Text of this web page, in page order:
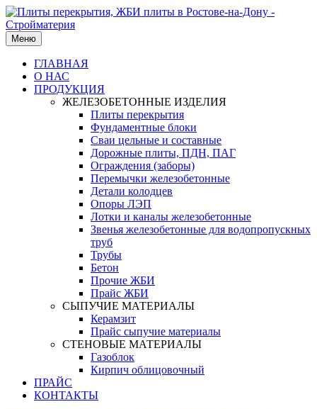
Меню
ГЛАВНАЯ
О НАС
ПРОДУКЦИЯ
ЖЕЛЕЗОБЕТОННЫЕ ИЗДЕЛИЯ
Плиты перекрытия
Фундаментные блоки
Сваи цельные и составные
Дорожные плиты, ПДН, ПАГ
Ограждения (заборы)
Перемычки железобетонные
Детали колодцев
Опоры ЛЭП
Лотки и каналы железобетонные
Звенья железобетонные для водопропускных
труб
Трубы
Бетон
Прочие ЖБИ
Прайс ЖБИ
СЫПУЧИЕ МАТЕРИАЛЫ
Керамзит
Прайс сыпучие материалы
СТЕНОВЫЕ МАТЕРИАЛЫ
Газоблок
Кирпич облицовочный
ПРАЙС
КОНТАКТЫ